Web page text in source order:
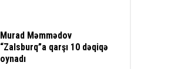
Murad Məmmədov
“Zalsburq”a qarşı 10 dəqiqə
oynadı